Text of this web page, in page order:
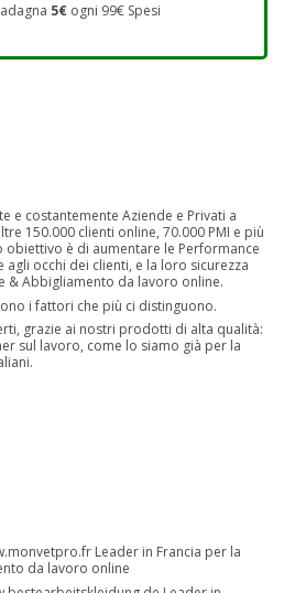
5€ ogni 99€ Spesi
e costantemente Aziende e Privati a
150.000 clienti online, 70.000 PMI e più
è di aumentare le Performance
occhi dei clienti, e la loro sicurezza
& Abbigliamento da lavoro online.
i fattori che più ci distinguono.
grazie ai nostri prodotti di alta qualità:
sul lavoro, come lo siamo già per la
Leader in Francia per la
da lavoro online